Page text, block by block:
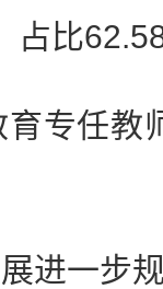
占比
任教
进一步